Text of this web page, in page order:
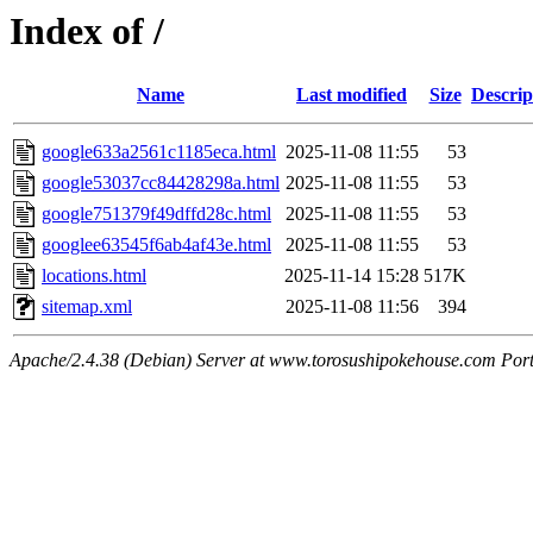
Index of /
Name Last modified Size
google633a2561c1185eca.html 2025-11-08 11:55
53
google53037cc84428298a.html 2025-11-08 11:55
53
google751379f49dffd28c.html
2025-11-08 11:55
53
googlee63545f6ab4af43e.html
2025-11-08 11:55
53
locations.html
2025-11-14 15:28 517K
sitemap.xml
2025-11-08 11:56 394
Apache/2.4.38 (Debian) Server at www.torosushipokehouse.com